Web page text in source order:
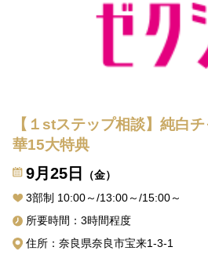
【１stステップ相談】純白
華15大特典
9月25日
（金）
3部制 10:00～/13:00～/15:00～
所要時間：3時間程度
住所：奈良県奈良市宝来1-3-1